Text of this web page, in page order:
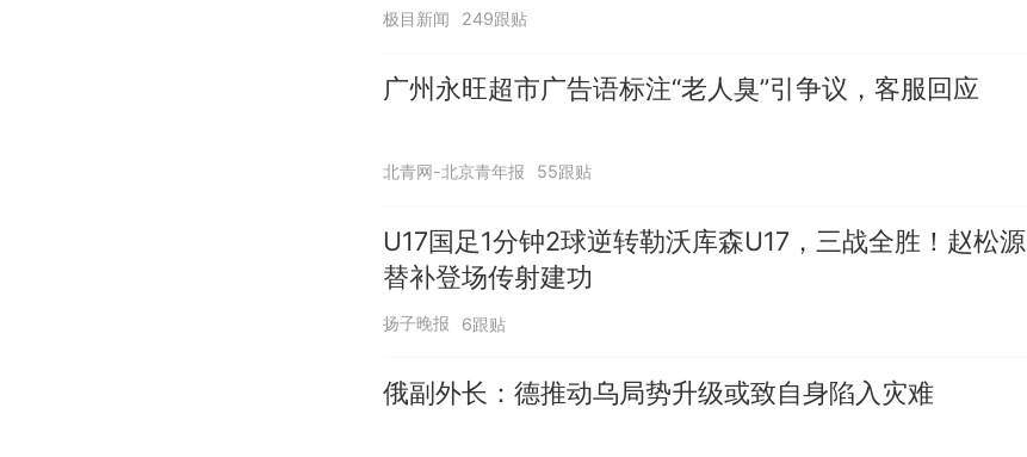
极目新闻 249跟贴
广州永旺超市广告语标注“老人臭”引争议，客服回应
北青网-北京青年报 55跟贴
U17国足1分钟2球逆转勒沃库森U17，三战全胜！赵松源
替补登场传射建功
扬子晚报 6跟贴
俄副外长：德推动乌局势升级或致自身陷入灾难